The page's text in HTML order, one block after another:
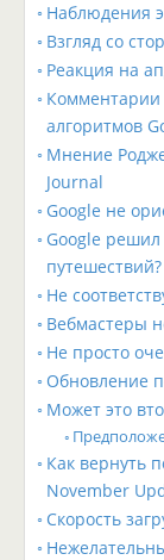
Наблюдения
Взгляд со
Реакция на
Комментарии
алгоритмов
Мнение
Journal
Google не
Google
путешествий?
Не
Вебмастеры
Не просто
Обновление
Может это
Как вернуть
November
Скорость